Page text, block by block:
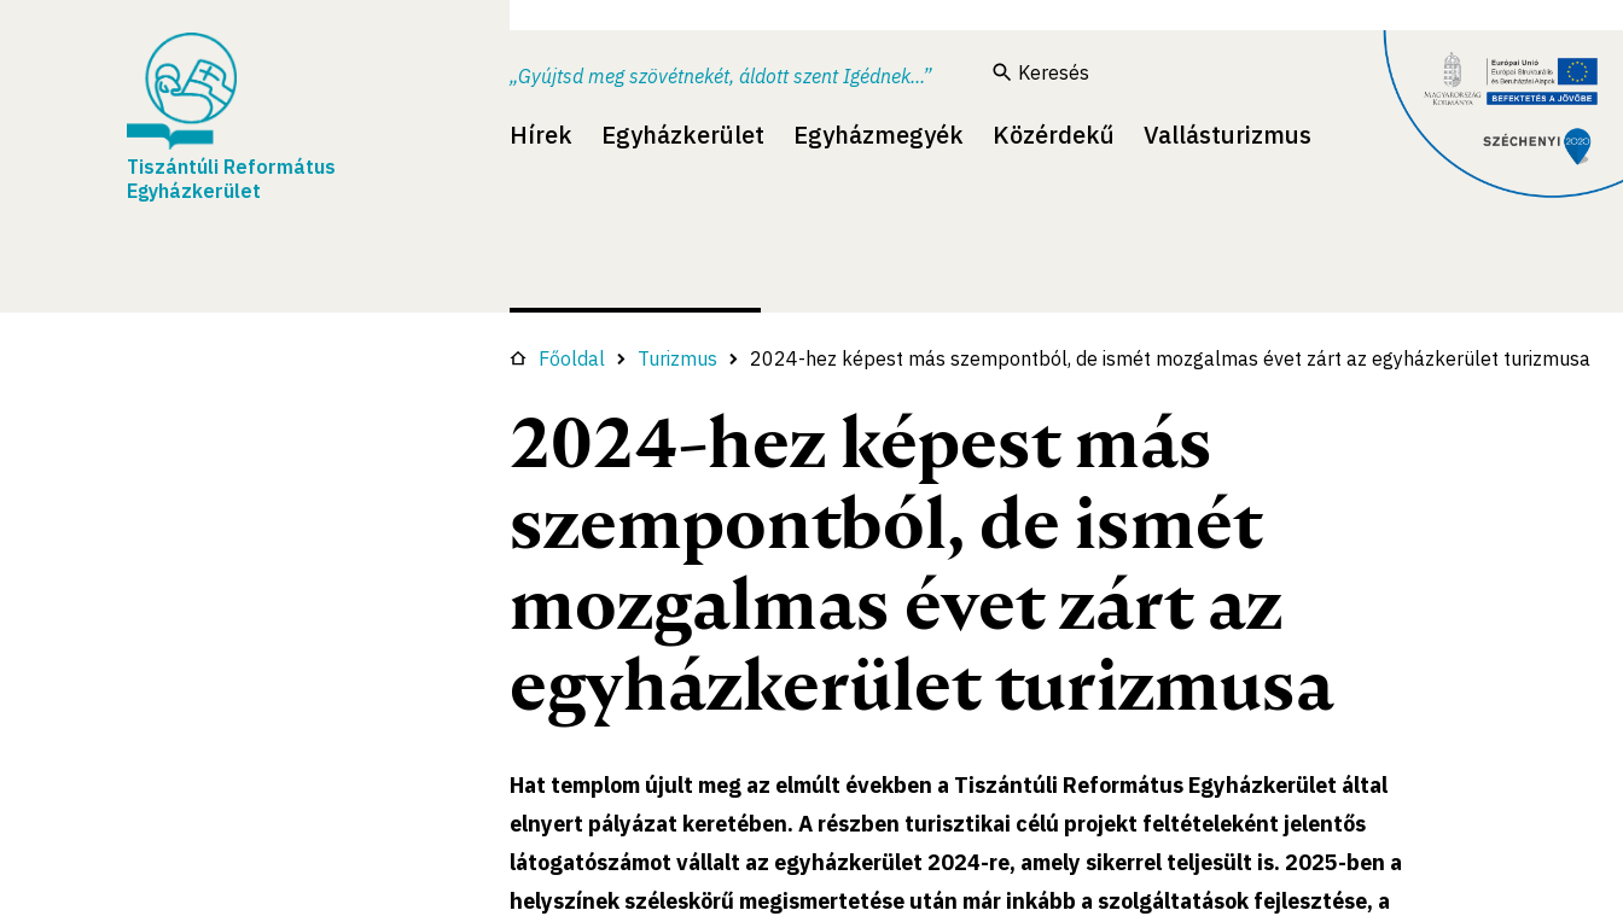
Tiszántúli Református
Egyházkerület
„Gyújtsd meg szövétnekét, áldott szent Igédnek...” Keresés
Hírek Egyházkerület Egyházmegyék Közérdekű Vallásturizmus
Főoldal Turizmus 2024-hez képest más szempontból, de ismét mozgalmas évet zárt az egyházkerület turizmusa
2024-hez képest más
szempontból, de ismét
mozgalmas évet zárt az
egyházkerület turizmusa
Hat templom újult meg az elmúlt években a Tiszántúli Református Egyházkerület által
elnyert pályázat keretében. A részben turisztikai célú projekt feltételeként jelentős
látogatószámot vállalt az egyházkerület 2024-re, amely sikerrel teljesült is. 2025-ben a
helyszínek széleskörű megismertetése után már inkább a szolgáltatások fejlesztése, a